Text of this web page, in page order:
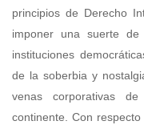
principios de Derecho
imponer una suerte
instituciones
de la soberbia y
venas corporativas
continente. Con